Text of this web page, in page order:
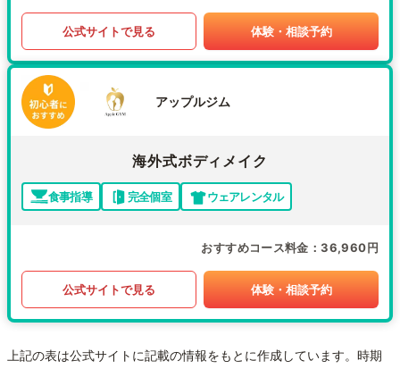
公式サイトで見る 体験・相談予約
アップルジム
海外式ボディメイク
食事指導 完全個室 ウェアレンタル
おすすめコース料金 36,960円
公式サイトで見る 体験・相談予約
上記の表は公式サイトに記載の情報をもとに作成しています。時期